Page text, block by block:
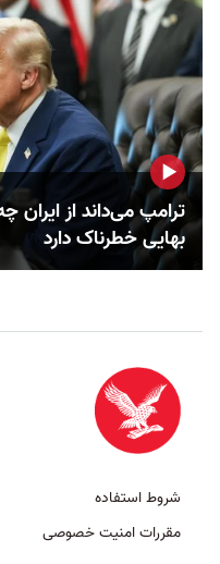
ترامپ می‌داند از
بهایی خطرناک دارد
شروط استفاده
مقررات امنیت خصوصی